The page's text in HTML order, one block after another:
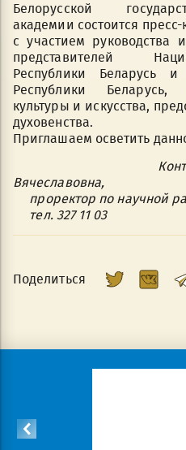
Белорусской
академии состоится
с участием руководства
представителей
Республики Беларусь и
Республики
культуры и искусства,
духовенства.
Приглашаем осветить
Конт. тел.:
Вячеславовна,
проректор по научной
тел. 327 11 03
Поделиться